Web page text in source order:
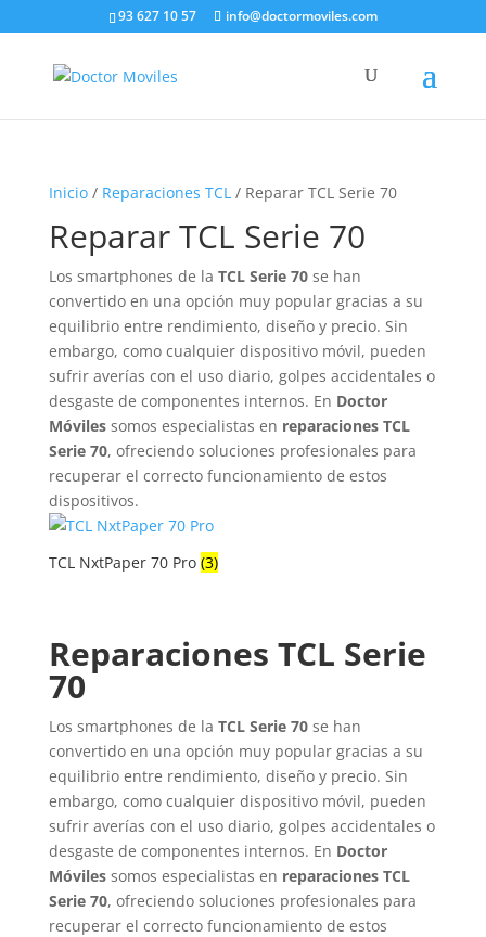
93 627 10 57 info@doctormoviles.com
Inicio/ Reparaciones TCL/ Reparar TCL Serie 70
Reparar TCL Serie 70
Los smartphones de la TCL Serie 70se han
convertido en una opción muy popular gracias a su
equilibrio entre rendimiento, diseño y precio. Sin
embargo, como cualquier dispositivo móvil, pueden
sufrir averías con el uso diario, golpes accidentales o
desgaste de componentes internos. En Doctor
Móvilessomos especialistas en reparaciones TCL
Serie 70, ofreciendo soluciones profesionales para
recuperar el correcto funcionamiento de estos
dispositivos.
TCL NxtPaper 70 Pro (3)
Reparaciones TCL Serie
70
Los smartphones de la TCL Serie 70se han
convertido en una opción muy popular gracias a su
equilibrio entre rendimiento, diseño y precio. Sin
embargo, como cualquier dispositivo móvil, pueden
sufrir averías con el uso diario, golpes accidentales o
desgaste de componentes internos. En Doctor
Móvilessomos especialistas en reparaciones TCL
Serie 70, ofreciendo soluciones profesionales para
recuperar el correcto funcionamiento de estos